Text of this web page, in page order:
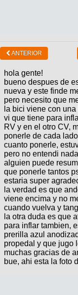
ANTERIOR
hola gente!
bueno despues de
nueva y este finde
pero necesito que
la bici viene con
vi que tiene para
RV y en el otro CV,
ponerle de cada
cuanto ponerle,
pero no entendi nada
alguien puede
que ponerle tantos
estaria super
la verdad es que
viene encima y no
cuando vuelva y
la otra duda es que
para inflar tambien,
prerilla azul
propedal y que jugo
muchas gracias de
bue, ahi esta la foto